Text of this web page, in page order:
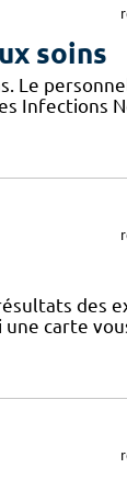
soins
Le
Infections
des
une carte